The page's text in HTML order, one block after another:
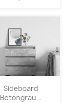
Sideboard
Betongrau...